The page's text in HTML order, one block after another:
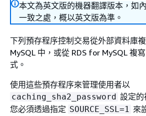
本文為英文版的機器翻譯版本，如
一致之處，概以英文版為準。
下列預存程序控制交易從外部資料庫
MySQL 中，或從 RDS for MySQL 複
式。
使用這些預存程序來管理使用者以
caching_sha2_password 設定的
您必須透過指定 SOURCE_SSL=1 來